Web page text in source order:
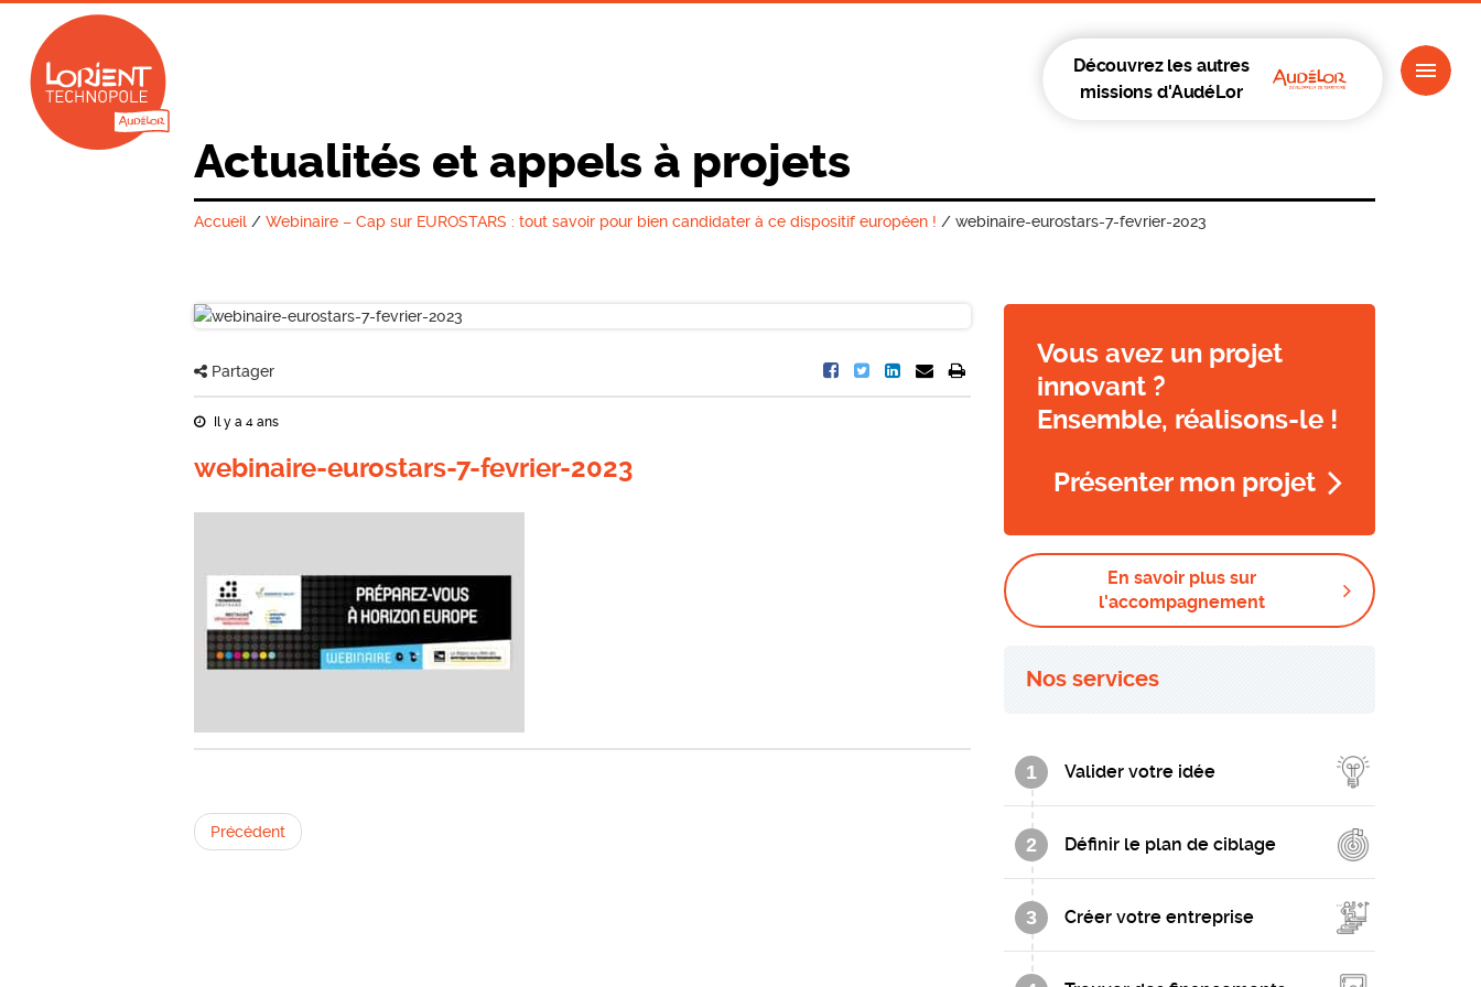
Découvrez les autres
missions d'AudéLor
Actualités et appels à projets
Accueil /Webinaire – Cap sur EUROSTARS : tout savoir pour bien candidater à ce dispositif européen ! /webinaire-eurostars-7-fevrier-2023
Partager
Il y a 4 ans
webinaire-eurostars-7-fevrier-2023
Précédent
Vous avez un projet
innovant ?
Ensemble, réalisons-le !
Présenter mon projet
En savoir plus sur
l'accompagnement
Nos services
1 Valider votre idée
2 Définir le plan de ciblage
3 Créer votre entreprise